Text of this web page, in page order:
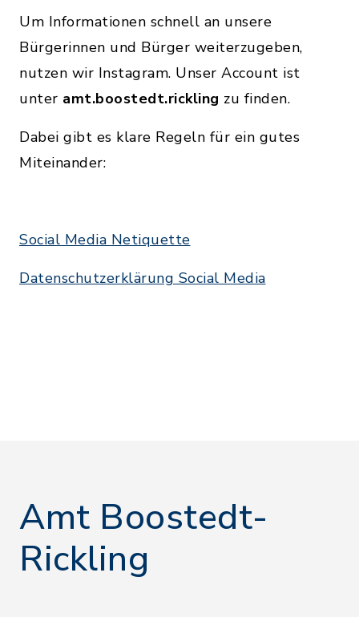
Um Informationen schnell an unsere
Bürgerinnen und Bürger weiterzugeben,
nutzen wir Instagram. Unser Account ist
unter amt.boostedt.rickling zu finden.
Dabei gibt es klare Regeln für ein gutes
Miteinander:
Social Media Netiquette
Datenschutzerklärung Social Media
Amt Boostedt-
Rickling